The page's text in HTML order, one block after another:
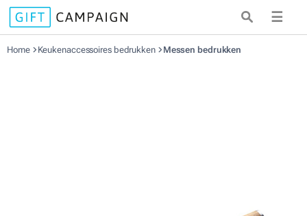
☰
Home Keukenaccessoires bedrukken Messen bedrukken